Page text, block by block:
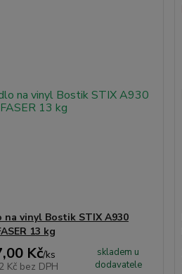
na vinyl Bostik STIX A930
13 kg
Kč/ks
Kč bez DPH
skladem u
dodavatele